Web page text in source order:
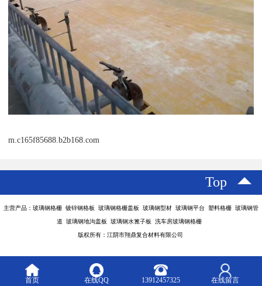
m.c165f85688.b2b168.com
Top
主营产品：玻璃钢格栅 镀锌钢格板 玻璃钢格栅盖板 玻璃钢型材 玻璃钢平台 塑料格栅 玻璃钢管
道 玻璃钢地沟盖板 玻璃钢水篦子板 洗车房玻璃钢格栅
版权所有：江阴市翔鼎复合材料有限公司
首页 在线QQ 13912457325 在线留言